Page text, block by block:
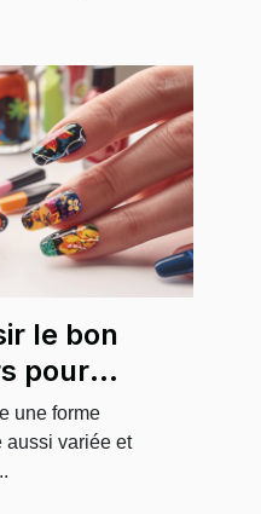
le bon
pour
une forme
aussi variée et